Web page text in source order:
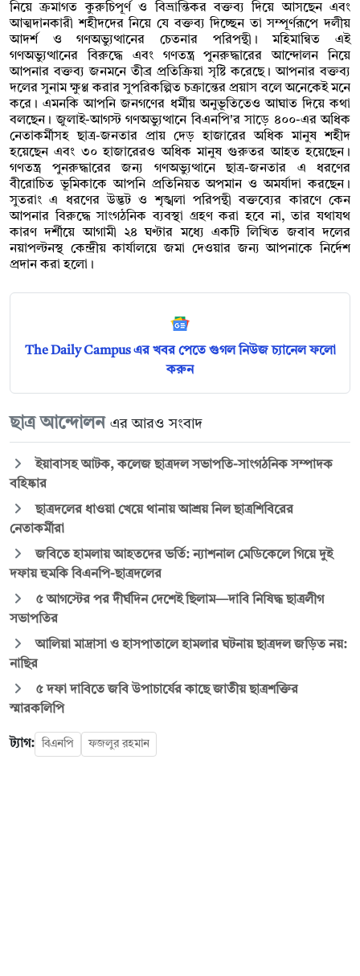
নিয়ে ক্রমাগত কুরুচিপূর্ণ ও বিভ্রান্তিকর বক্তব্য দিয়ে আসছেন এবং
আত্মদানকারী শহীদদের নিয়ে যে বক্তব্য দিচ্ছেন তা সম্পূর্ণরূপে দলীয়
আদর্শ ও গণঅভ্যুত্থানের চেতনার পরিপন্থী। মহিমান্বিত এই
গণঅভ্যুত্থানের বিরুদ্ধে এবং গণতন্ত্র পুনরুদ্ধারের আন্দোলন নিয়ে
আপনার বক্তব্য জনমনে তীব্র প্রতিক্রিয়া সৃষ্টি করেছে। আপনার বক্তব্য
দলের সুনাম ক্ষুণ্ণ করার সুপরিকল্পিত চক্রান্তের প্রয়াস বলে অনেকেই মনে
করে। এমনকি আপনি জনগণের ধর্মীয় অনুভূতিতেও আঘাত দিয়ে কথা
বলছেন। জুলাই-আগস্ট গণঅভ্যুত্থানে বিএনপি'র সাড়ে ৪০০-এর অধিক
নেতাকর্মীসহ ছাত্র-জনতার প্রায় দেড় হাজারের অধিক মানুষ শহীদ
হয়েছেন এবং ৩০ হাজারেরও অধিক মানুষ গুরুতর আহত হয়েছেন।
গণতন্ত্র পুনরুদ্ধারের জন্য গণঅভ্যুত্থানে ছাত্র-জনতার এ ধরণের
বীরোচিত ভূমিকাকে আপনি প্রতিনিয়ত অপমান ও অমর্যাদা করছেন।
সুতরাং এ ধরণের উদ্ভট ও শৃঙ্খলা পরিপন্থী বক্তব্যের কারণে কেন
আপনার বিরুদ্ধে সাংগঠনিক ব্যবস্থা গ্রহণ করা হবে না, তার যথাযথ
কারণ দর্শীয়ে আগামী ২৪ ঘণ্টার মধ্যে একটি লিখিত জবাব দলের
নয়াপল্টনস্থ কেন্দ্রীয় কার্যালয়ে জমা দেওয়ার জন্য আপনাকে নির্দেশ
প্রদান করা হলো।
The Daily Campus এর খবর পেতে গুগল নিউজ চ্যানেল ফলো
করুন
ছাত্র আন্দোলন এর আরও সংবাদ
ইয়াবাসহ আটক, কলেজ ছাত্রদল সভাপতি-সাংগঠনিক সম্পাদক
বহিষ্কার
ছাত্রদলের ধাওয়া খেয়ে থানায় আশ্রয় নিল ছাত্রশিবিরের
নেতাকর্মীরা
জবিতে হামলায় আহতদের ভর্তি: ন্যাশনাল মেডিকেলে গিয়ে দুই
দফায় হুমকি বিএনপি-ছাত্রদলের
৫ আগস্টের পর দীর্ঘদিন দেশেই ছিলাম—দাবি নিষিদ্ধ ছাত্রলীগ
সভাপতির
আলিয়া মাদ্রাসা ও হাসপাতালে হামলার ঘটনায় ছাত্রদল জড়িত নয়:
নাছির
৫ দফা দাবিতে জবি উপাচার্যের কাছে জাতীয় ছাত্রশক্তির
স্মারকলিপি
ট্যাগ: বিএনপি ফজলুর রহমান